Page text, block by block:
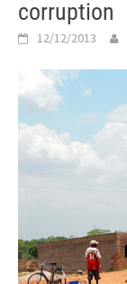
corruption
12/12/2013